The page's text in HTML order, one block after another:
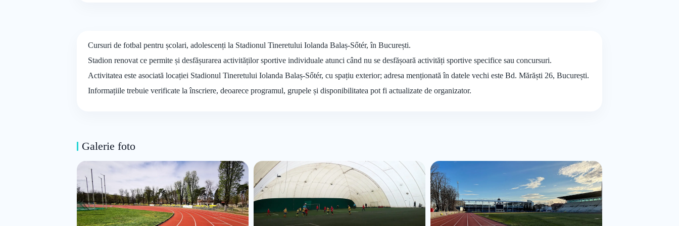
Cursuri de fotbal pentru școlari, adolescenți la Stadionul Tineretului Iolanda Balaș-Sőtér, în București.
Stadion renovat ce permite și desfășurarea activităților sportive individuale atunci când nu se desfășoară activități sportive specifice sau concursuri.
Activitatea este asociată locației Stadionul Tineretului Iolanda Balaș-Sőtér, cu spațiu exterior; adresa menționată în datele vechi este Bd. Mărăști 26, București.
Informațiile trebuie verificate la înscriere, deoarece programul, grupele și disponibilitatea pot fi actualizate de organizator.
Galerie foto